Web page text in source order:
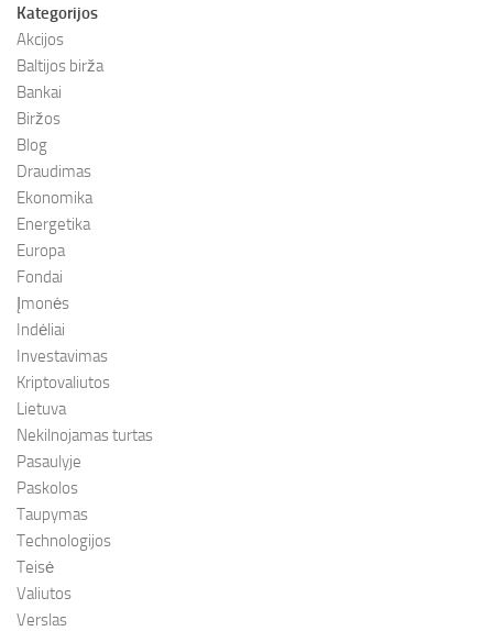
Kategorijos
Akcijos
Baltijos birža
Bankai
Biržos
Blog
Draudimas
Ekonomika
Energetika
Europa
Fondai
Įmonės
Indėliai
Investavimas
Kriptovaliutos
Lietuva
Nekilnojamas turtas
Pasaulyje
Paskolos
Taupymas
Technologijos
Teisė
Valiutos
Verslas